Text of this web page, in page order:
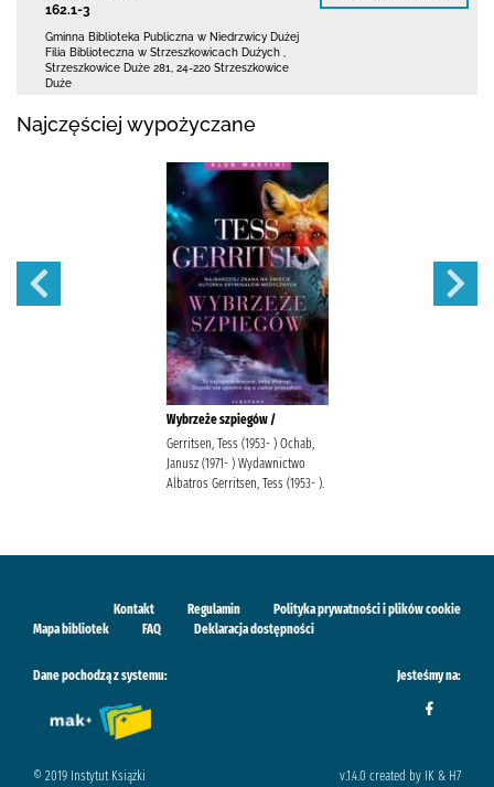
162.1-3
Gminna Biblioteka Publiczna w Niedrzwicy Dużej
Filia Biblioteczna w Strzeszkowicach Dużych
Strzeszkowice Duże 281
24-220 Strzeszkowice
Duże
Najczęściej wypożyczane
Wybrzeże szpiegów /
Gerritsen, Tess (1953- ) Ochab,
Janusz (1971- ) Wydawnictwo
Albatros Gerritsen, Tess (1953- ).
Kontakt Regulamin
Polityka prywatności i plików cookie
Mapa bibliotek
FAQ Deklaracja dostępności
Dane pochodzą z systemu: Jesteśmy na:
© 2019 Instytut Książki v.1.4.0 created by IK & H7